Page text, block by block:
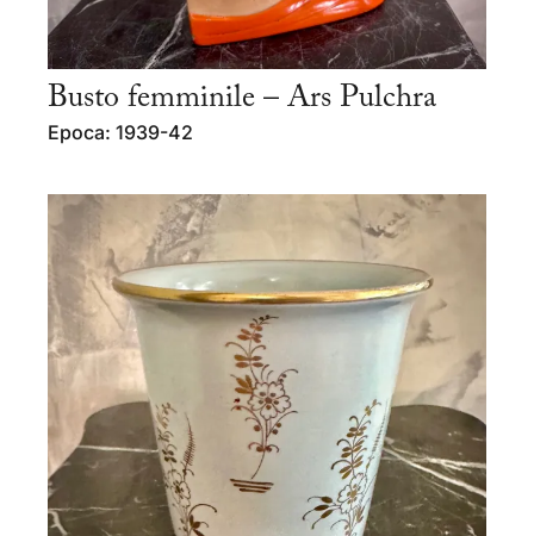
Busto femminile – Ars Pulchra
Epoca: 1939-42